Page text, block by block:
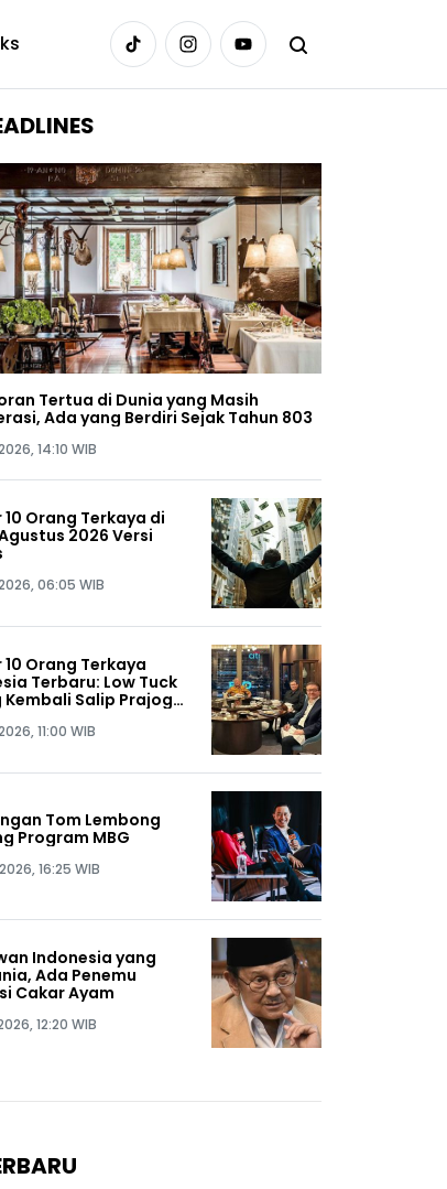
Tertua di Dunia yang Masih
Ada yang Berdiri Sejak Tahun 803
14:10 WIB
Orang Terkaya di
2026 Versi
06:05 WIB
Orang Terkaya
Terbaru: Low Tuck
Kembali Salip Prajogo
11:00 WIB
Tom Lembong
Program MBG
16:25 WIB
Indonesia yang
Ada Penemu
Cakar Ayam
12:20 WIB